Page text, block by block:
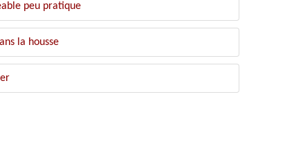
peu pratique
la housse